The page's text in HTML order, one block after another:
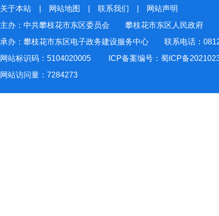
关于本站 网站地图 联系我们
网站声明
主办：中共攀枝花市东区委员会 攀枝花市东区人民政府
承办：攀枝花市东区电子政务建设服务中心 联系电话：
网站标识码：5104020005
ICP备案编号：蜀ICP备
网站访问量： 7284273